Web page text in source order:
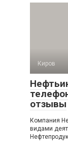
Киров
отзывы
Компания
видами